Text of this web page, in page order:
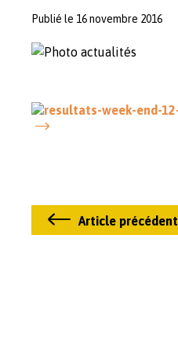
Publié le 16 novembre 2016
Article précédent